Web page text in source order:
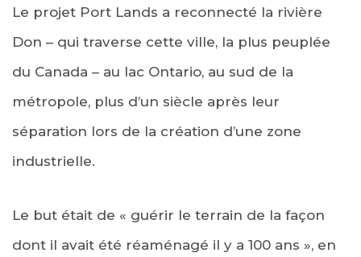
Le projet Port Lands a reconnecté la rivière
Don – qui traverse cette ville, la plus peuplée
du Canada – au lac Ontario, au sud de la
métropole, plus d’un siècle après leur
séparation lors de la création d’une zone
industrielle.
Le but était de « guérir le terrain de la façon
dont il avait été réaménagé il y a 100 ans », en